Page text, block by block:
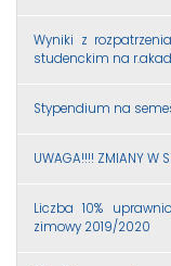
Wyniki z
studenckim na
Stypendium na
UWAGA!!!! ZMIANY W
Liczba 10%
zimowy 2019/2020